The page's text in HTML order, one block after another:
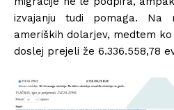
izvajanju tudi pomaga. Na
ameriških dolarjev, medtem
doslej prejeli že 6.336.558,78